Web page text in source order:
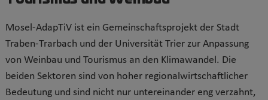
Mosel-AdapTiV ist ein Gemeinschaftsprojekt der Stadt
Traben-Trarbach und der Universität Trier zur Anpassung
von Weinbau und Tourismus an den Klimawandel. Die
beiden Sektoren sind von hoher regionalwirtschaftlicher
Bedeutung und sind nicht nur untereinander eng verzahnt,